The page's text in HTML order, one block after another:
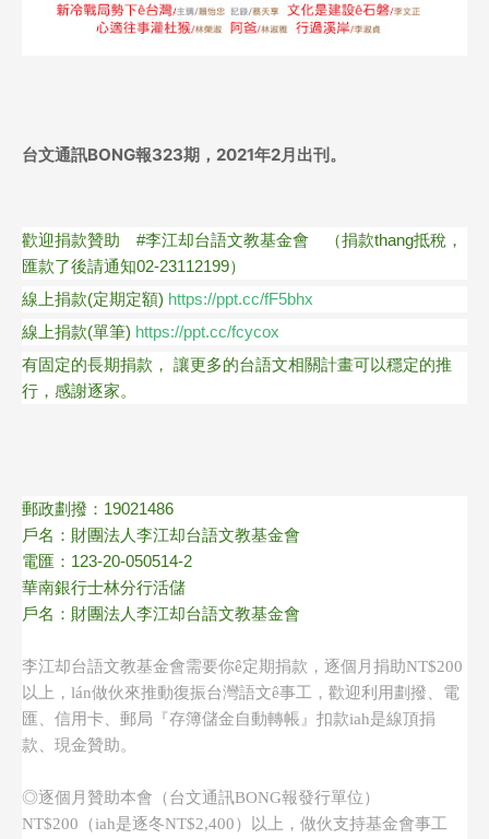
台文通訊BONG報323期，2021年2月出刊。
歡迎捐款贊助 #李江却台語文教基金會 （捐款thang抵稅，
匯款了後請通知02-23112199）
線上捐款(定期定額) https://ppt.cc/fF5bhx
線上捐款(單筆) https://ppt.cc/fcycox
有固定的長期捐款， 讓更多的台語文相關計畫可以穩定的推
行，感謝逐家。
郵政劃撥：19021486
戶名：財團法人李江却台語文教基金會
電匯：123-20-050514-2
華南銀行士林分行活儲
戶名：財團法人李江却台語文教基金會
李江却台語文教基金會需要你ê定期捐款，逐個月捐助NT$200
以上，lán做伙來推動復振台灣語文ê事工，歡迎利用劃撥、電
匯、信用卡、郵局『存簿儲金自動轉帳』扣款iah是線頂捐
款、現金贊助。
◎逐個月贊助本會（台文通訊BONG報發行單位）
NT$200（iah是逐冬NT$2,400）以上， 做伙支持基金會事工